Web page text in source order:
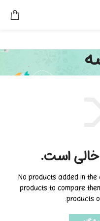
است.
No products added in
products to compare
products